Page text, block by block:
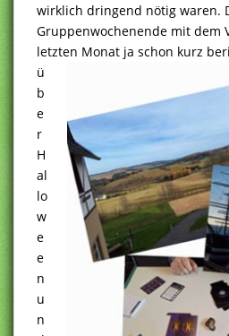
wirklich dringend nötig waren.
Gruppenwochenende mit dem
letzten Monat ja schon kurz
ü
b
e
r
H
al
lo
w
e
e
n
u
n